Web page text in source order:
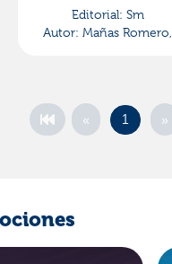
Editorial: Sm
Autor: Mañas Romero,
« 1 »